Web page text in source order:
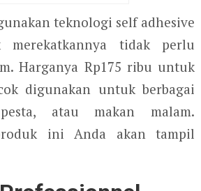
teknologi self adhesive
merekatkannya tidak perlu
Harganya Rp175 ribu untuk
digunakan untuk berbagai
atau makan malam.
ini Anda akan tampil